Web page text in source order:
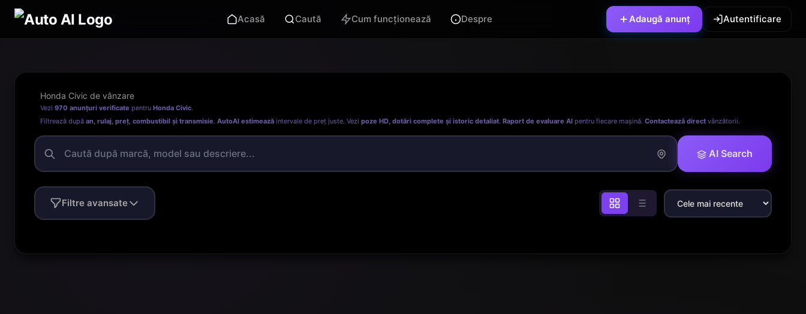
Acasă Caută Cum funcționează Despre Adaugă anunț Autentificare
Honda Civic de vânzare
Vezi 970 anunțuri verificate pentru Honda Civic.
Filtrează după an, rulaj, preț, combustibil și transmisie. AutoAI estimează intervale de preț juste. Vezi poze HD, dotări complete și istoric detaliat. Raport de evaluare AI pentru fiecare mașină. Contactează direct vânzătorii.
AI Search
Filtre avansate